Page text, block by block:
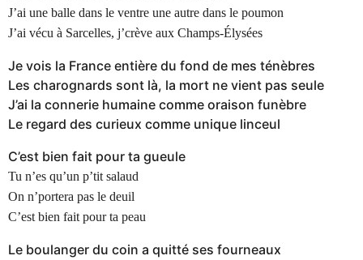
J’ai une balle dans le ventre une autre dans le poumon
J’ai vécu à Sarcelles, j’crève aux Champs-Élysées
Je vois la France entière du fond de mes ténèbres
Les charognards sont là, la mort ne vient pas seule
J’ai la connerie humaine comme oraison funèbre
Le regard des curieux comme unique linceul
C’est bien fait pour ta gueule
Tu n’es qu’un p’tit salaud
On n’portera pas le deuil
C’est bien fait pour ta peau
Le boulanger du coin a quitté ses fourneaux